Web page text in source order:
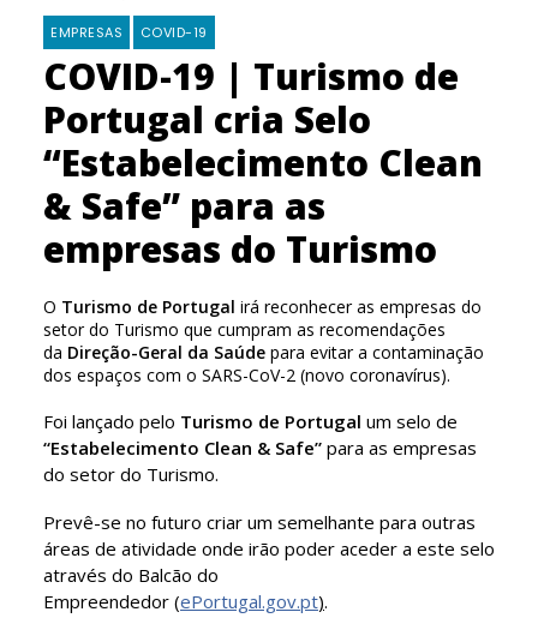
EMPRESAS COVID-19
COVID-19 | Turismo de
Portugal cria Selo
“Estabelecimento Clean
& Safe” para as
empresas do Turismo
​​​​​​​​​​​​​​​​​​​​​​​​​​​​​O Turismo de Portugal irá reconhecer as empresas do
setor do Turismo que cumpram as recomendações
da Direção-Geral da Saúde para evitar a contaminação
dos espaços com o SARS-CoV-2 (novo coronavírus).
Foi lançado pelo Turismo de Portugal um selo de
“Estabelecimento Clean & Safe” para as empresas
do setor do Turismo.
Prevê-se no futuro criar um semelhante para outras
áreas de atividade onde irão poder aceder a este selo
através do Balcão do
Empreendedor (ePortugal.gov.pt).​​